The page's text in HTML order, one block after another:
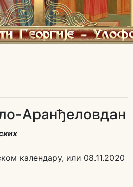
Аранђеловдан
календару, или 08.11.2020